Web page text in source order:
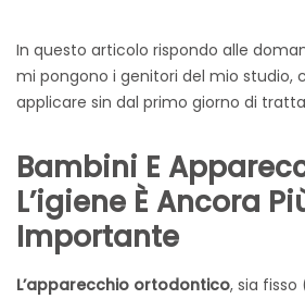
In questo articolo rispondo alle
mi pongono i genitori del mio studio,
applicare sin dal primo giorno di
Bambini E
L’igiene È Ancora
Importante
L’apparecchio ortodontico, sia